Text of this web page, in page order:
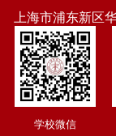
上海市浦东新区
学校微信